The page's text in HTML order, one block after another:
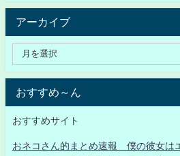
アーカイブ
おすすめ～ん
おすすめサイト
おネコさん的まとめ速報 僕の彼女は